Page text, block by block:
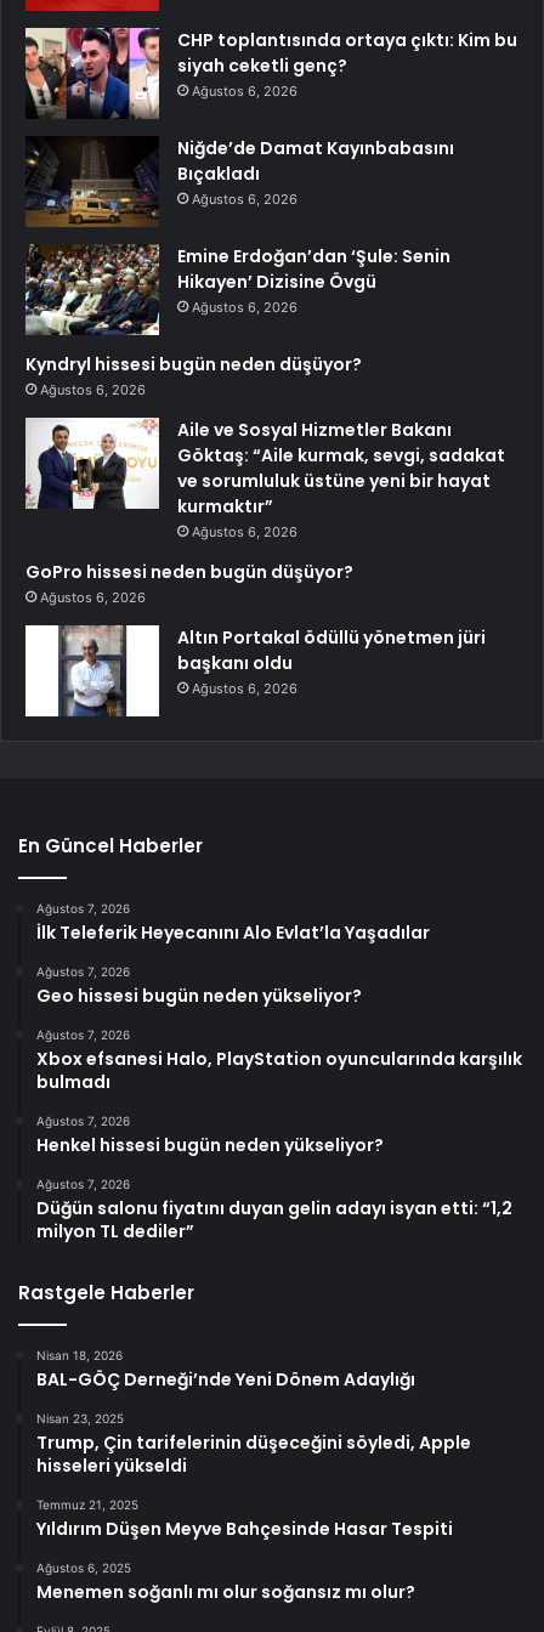
CHP toplantısında ortaya çıktı: Kim bu
siyah ceketli genç?
Ağustos 6, 2026
Niğde’de Damat Kayınbabasını
Bıçakladı
Ağustos 6, 2026
Emine Erdoğan’dan ‘Şule: Senin
Hikayen’ Dizisine Övgü
Ağustos 6, 2026
Kyndryl hissesi bugün neden düşüyor?
Ağustos 6, 2026
Aile ve Sosyal Hizmetler Bakanı
Göktaş: “Aile kurmak, sevgi, sadakat
ve sorumluluk üstüne yeni bir hayat
kurmaktır”
Ağustos 6, 2026
GoPro hissesi neden bugün düşüyor?
Ağustos 6, 2026
Altın Portakal ödüllü yönetmen jüri
başkanı oldu
Ağustos 6, 2026
En Güncel Haberler
Ağustos 7, 2026
İlk Teleferik Heyecanını Alo Evlat’la Yaşadılar
Ağustos 7, 2026
Geo hissesi bugün neden yükseliyor?
Ağustos 7, 2026
Xbox efsanesi Halo, PlayStation oyuncularında karşılık
bulmadı
Ağustos 7, 2026
Henkel hissesi bugün neden yükseliyor?
Ağustos 7, 2026
Düğün salonu fiyatını duyan gelin adayı isyan etti: “1,2
milyon TL dediler”
Rastgele Haberler
Nisan 18, 2026
BAL-GÖÇ Derneği’nde Yeni Dönem Adaylığı
Nisan 23, 2025
Trump, Çin tarifelerinin düşeceğini söyledi, Apple
hisseleri yükseldi
Temmuz 21, 2025
Yıldırım Düşen Meyve Bahçesinde Hasar Tespiti
Ağustos 6, 2025
Menemen soğanlı mı olur soğansız mı olur?